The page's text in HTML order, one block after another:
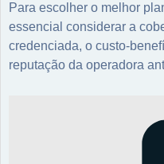
Para escolher o melhor
essencial considerar a
credenciada, o custo-
reputação da operadora